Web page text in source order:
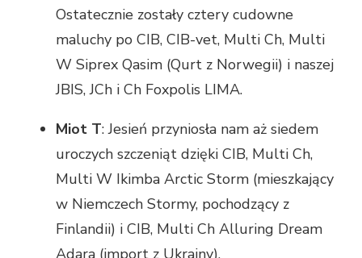
Ostatecznie zostały cztery cudowne
maluchy po CIB, CIB-vet, Multi Ch, Multi
W Siprex Qasim (Qurt z Norwegii) i naszej
JBIS, JCh i Ch Foxpolis LIMA.
Miot T: Jesień przyniosła nam aż siedem
uroczych szczeniąt dzięki CIB, Multi Ch,
Multi W Ikimba Arctic Storm (mieszkający
w Niemczech Stormy, pochodzący z
Finlandii) i CIB, Multi Ch Alluring Dream
Adara (import z Ukrainy).